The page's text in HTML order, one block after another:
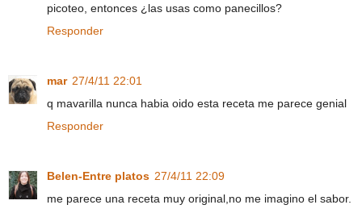
picoteo, entonces ¿las usas como panecillos?
Responder
mar 27/4/11 22:01
q mavarilla nunca habia oido esta receta me parece genial
Responder
Belen-Entre platos 27/4/11 22:09
me parece una receta muy original,no me imagino el sabor.